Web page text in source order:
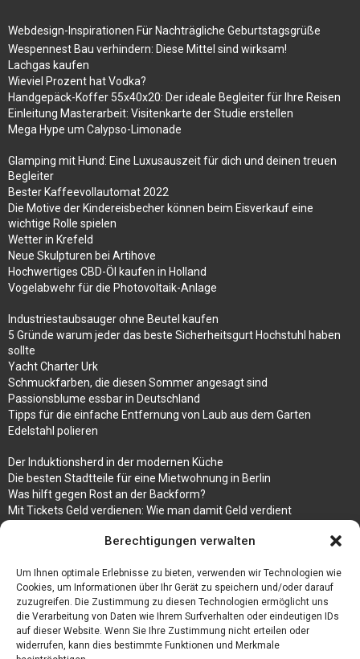
Berechtigungen verwalten
Um Ihnen optimale Erlebnisse zu bieten, verwenden wir Technologien wie
Cookies, um Informationen über Ihr Gerät zu speichern und/oder darauf
zuzugreifen. Die Zustimmung zu diesen Technologien ermöglicht uns
die Verarbeitung von Daten wie Ihrem Surfverhalten oder eindeutigen IDs
auf dieser Website. Wenn Sie Ihre Zustimmung nicht erteilen oder
widerrufen, kann dies bestimmte Funktionen und Merkmale
Webdesign-Inspirationen Für Nachträgliche Geburtstagsgrüße
Wespennest Bau verhindern: Diese Mittel sind wirksam!
Lachgas kaufen
Wieviel Prozent hat Vodka?
Handgepäck-Koffer 55x40x20: Der ideale Begleiter für Ihre Reisen
Einleitung Masterarbeit: Visitenkarte der Studie erstellen
Mega Hype um Calypso-Limonade
Glamping mit Hund: Eine Luxusauszeit für dich und deinen treuen
Begleiter
Bester Kaffeevollautomat 2022
Die Motive der Kindereisbecher können beim Eisverkauf eine
wichtige Rolle spielen
Wetter in Krefeld
Neue Skulpturen bei Artihove
Hochwertiges CBD-Öl kaufen in Holland
Vogelabwehr für die Photovoltaik-Anlage
Industriestaubsauger ohne Beutel kaufen
5 Gründe warum jeder das beste Sicherheitsgurt Hochstuhl haben
sollte
Yacht Charter Urk
Schmuckfarben, die diesen Sommer angesagt sind
Passionsblume essbar in Deutschland
Tipps für die einfache Entfernung von Laub aus dem Garten
Edelstahl polieren
Der Induktionsherd in der modernen Küche
Die besten Stadtteile für eine Mietwohnung in Berlin
Was hilft gegen Rost an der Backform?
Mit Tickets Geld verdienen: Wie man damit Geld verdient
Bedruckte Fliesen mit Bild, das eine ganz besondere Bedeutung für
Vegane Mode. Wie passen vegane Schuhe zu den aktuellen Trends?